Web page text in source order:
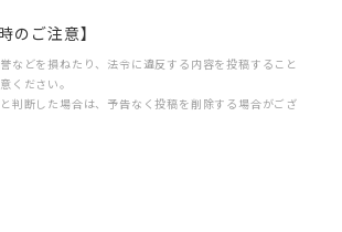
のご注意】
などを損ねたり、法令に違反する内容を投稿すること
ください。
判断した場合は、予告なく投稿を削除する場合がござ